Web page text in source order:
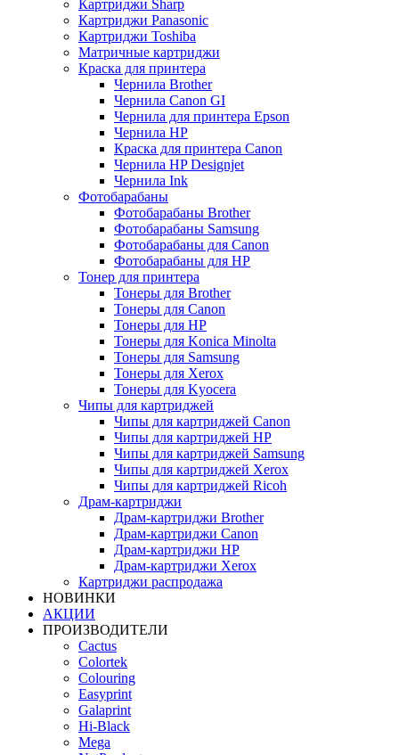
Картриджи Sharp
Картриджи Panasonic
Картриджи Toshiba
Матричные картриджи
Краска для принтера
Чернила Brother
Чернила Canon GI
Чернила для принтера Epson
Чернила HP
Краска для принтера Canon
Чернила HP Designjet
Чернила Ink
Фотобарабаны
Фотобарабаны Brother
Фотобарабаны Samsung
Фотобарабаны для Canon
Фотобарабаны для HP
Тонер для принтера
Тонеры для Brother
Тонеры для Canon
Тонеры для HP
Тонеры для Konica Minolta
Тонеры для Samsung
Тонеры для Xerox
Тонеры для Kyocera
Чипы для картриджей
Чипы для картриджей Canon
Чипы для картриджей HP
Чипы для картриджей Samsung
Чипы для картриджей Xerox
Чипы для картриджей Ricoh
Драм-картриджи
Драм-картриджи Brother
Драм-картриджи Canon
Драм-картриджи HP
Драм-картриджи Xerox
Картриджи распродажа
НОВИНКИ
АКЦИИ
ПРОИЗВОДИТЕЛИ
Cactus
Colortek
Colouring
Easyprint
Galaprint
Hi-Black
Mega